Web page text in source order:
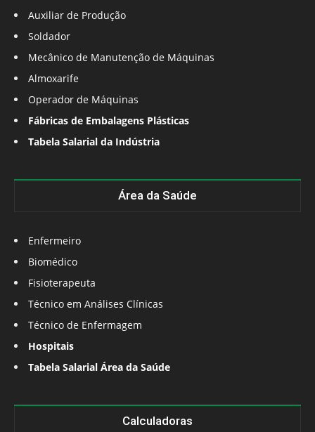
Auxiliar de Produção
Soldador
Mecânico de Manutenção de Máquinas
Almoxarife
Operador de Máquinas
Fábricas de Embalagens Plásticas
Tabela Salarial da Indústria
Área da Saúde
Enfermeiro
Biomédico
Fisioterapeuta
Técnico em Análises Clínicas
Técnico de Enfermagem
Hospitais
Tabela Salarial Área da Saúde
Calculadoras